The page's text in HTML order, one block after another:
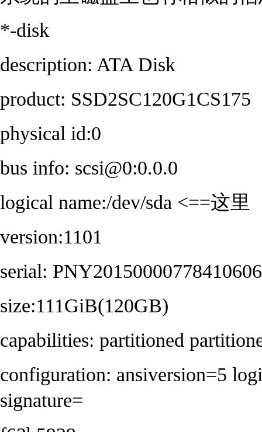
*-disk
description: ATA Disk
product: SSD2SC120G1CS175
physical id:0
bus info: scsi@0:0.0.0
logical name:/dev/sda <==这里
version:1101
serial: PNY20150000778410606
size:111GiB(120GB)
capabilities: partitioned
configuration: ansiversion=5
signature=